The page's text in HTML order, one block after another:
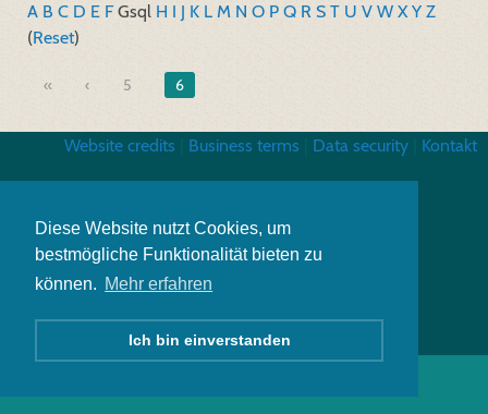
Diese Website nutzt Cookies, um
bestmögliche Funktionalität bieten zu
können. Mehr erfahren
Ich bin einverstanden
A B C D E FGsql H I J K L M N O P Q R S T U V W XY Z
(Reset)
« 5 6
Website credits Business terms Data security Kontakt